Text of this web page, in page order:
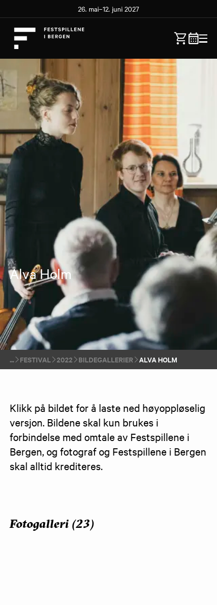
26. mai–12. juni 2027
Alva Holm
FESTIVAL 2022 BILDEGALLERIER ALVA HOLM
Klikk på bildet for å laste ned høyoppløselig
versjon. Bildene skal kun brukes i
forbindelse med omtale av Festspillene i
Bergen, og fotograf og Festspillene i Bergen
skal alltid krediteres.
Fotogalleri (23)